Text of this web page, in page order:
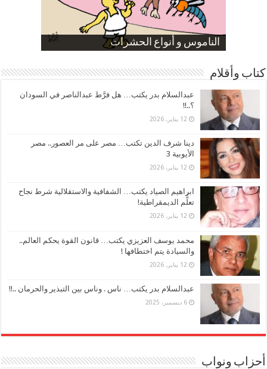
الناموس و أنواع الحشرات
الموظفين بعد ارتفاع الأسعار
ارتفاع نسبة الطلاق في مصر
صورة كاركاتيرية
صورة كاركاتيرية
كتاب وأقلام
عبدالسلام بدر يكتب… هل فرَّط عبدالناصر في السودان
؟..!!
12 يناير، 2026
دينا شرف الدين تكتب… مصر على مر العصور.. مصر
الأيوبية 3
12 يناير، 2026
ابراهيم الصياد يكتب… الشفافية والاستقلالية شرط نجاح
تعلُّم الديمقراطية!
12 يناير، 2026
محمد يوسف العزيزي يكتب… قانون القوة يحكم العالم..
والسيادة يتم اختطافها !
12 يناير، 2026
عبدالسلام بدر يكتب… ناس . وناس بين التبذير والحرمان ..!!
6 ديسمبر، 2025
أحزاب ونواب